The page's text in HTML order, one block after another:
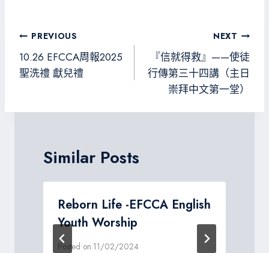
o
ok
er
m
文
章
導
PREVIOUS
10.26 EFCCA周報2025
聖洗禮 獻兒禮
NEXT
『信就得救』——使徒
行傳第三十四講（主日
崇拜中文第一堂）
Similar Posts
Reborn Life -EFCCA English
Youth Worship
Posted on 11/02/2024